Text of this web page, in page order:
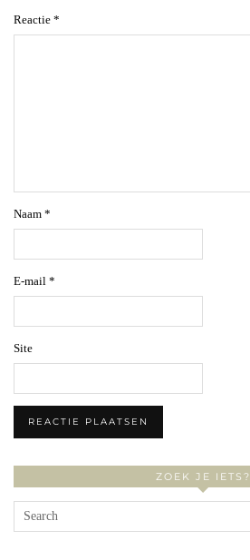
Reactie *
Naam *
E-mail *
Site
ZOEK JE IETS?